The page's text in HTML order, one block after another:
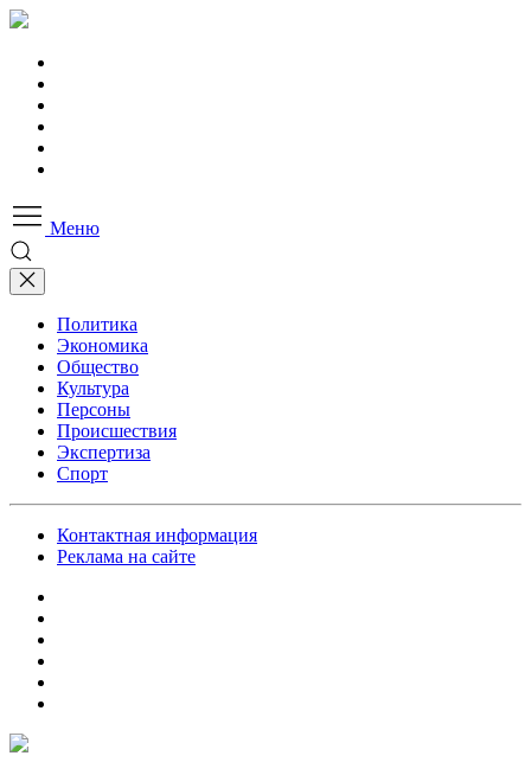
Меню
Политика
Экономика
Общество
Культура
Персоны
Происшествия
Экспертиза
Спорт
Контактная информация
Реклама на сайте